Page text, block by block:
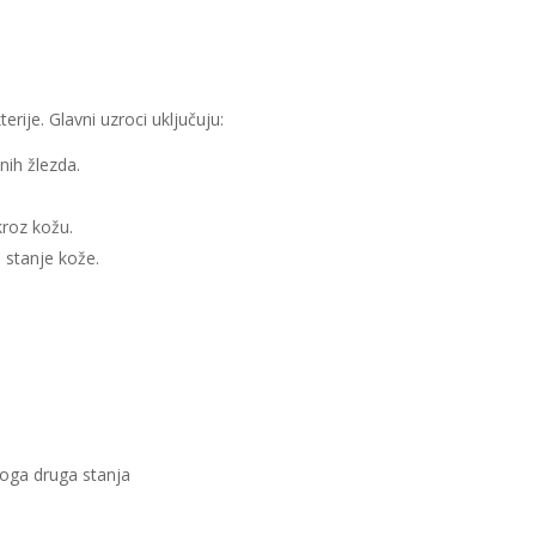
Glavni uzroci uključuju:
žlezda.
kožu.
kože.
druga stanja